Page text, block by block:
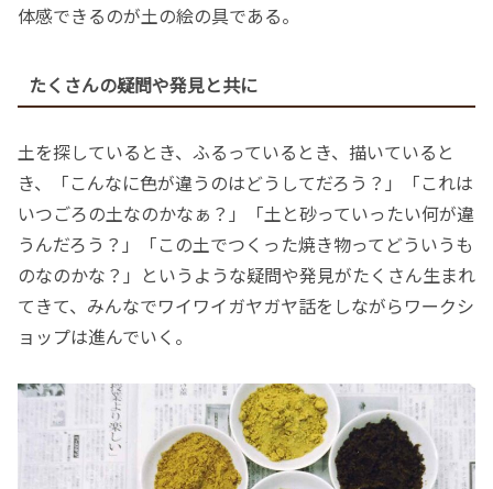
体感できるのが土の絵の具である。
たくさんの疑問や発見と共に
土を探しているとき、ふるっているとき、描いていると
き、「こんなに色が違うのはどうしてだろう？」「これは
いつごろの土なのかなぁ？」「土と砂っていったい何が違
うんだろう？」「この土でつくった焼き物ってどういうも
のなのかな？」というような疑問や発見がたくさん生まれ
てきて、みんなでワイワイガヤガヤ話をしながらワークシ
ョップは進んでいく。